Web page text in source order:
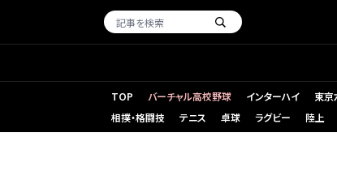
TOP バーチャル高校野球 インターハイ 東京
相撲・格闘技
テニス 卓球 ラグビー 陸上